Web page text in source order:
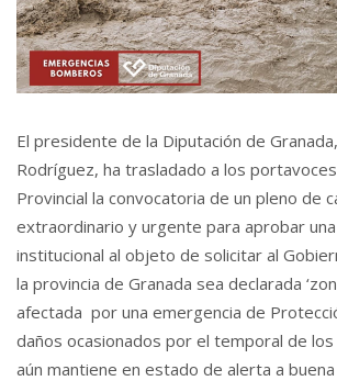
El presidente de la Diputación de
Rodríguez, ha trasladado a los
Provincial la convocatoria de un pleno de
extraordinario y urgente para aprobar
institucional al objeto de solicitar al
la provincia de Granada sea declarada
afectada por una emergencia de
daños ocasionados por el temporal de
aún mantiene en estado de alerta a